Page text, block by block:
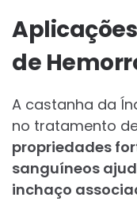
de
A castanha da
no tratamento
propriedades
sanguíneos
inchaço